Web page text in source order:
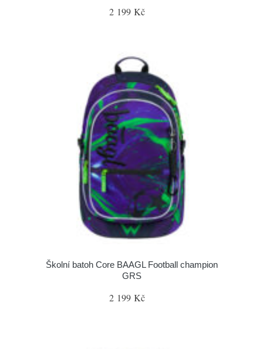
2 199 Kč
Školní batoh Core BAAGL Football champion
GRS
2 199 Kč